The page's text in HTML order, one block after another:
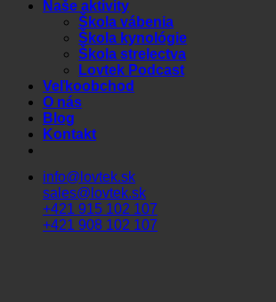
Naše aktivity
Škola vábenia
Škola kynológie
Škola strelectva
Lovtek Podcast
Veľkoobchod
O nás
Blog
Kontakt
info@lovtek.sk
sales@lovtek.sk
+421 915 102 107
+421 908 102 107